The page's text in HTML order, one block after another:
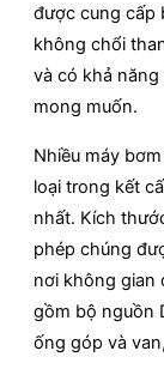
được cung cấp
không chổi
và có khả
mong muốn.
Nhiều máy
loại trong kết
nhất. Kích
phép chúng
nơi không gian
gồm bộ nguồn
ống góp và